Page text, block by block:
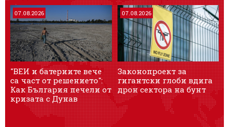
07.08.2026
"ВЕИ и батериите вече
са част от решението":
Как България печели от
кризата с Дунав
07.08.2026
Законопроект за
гигантски глоби вдига
дрон сектора на бунт